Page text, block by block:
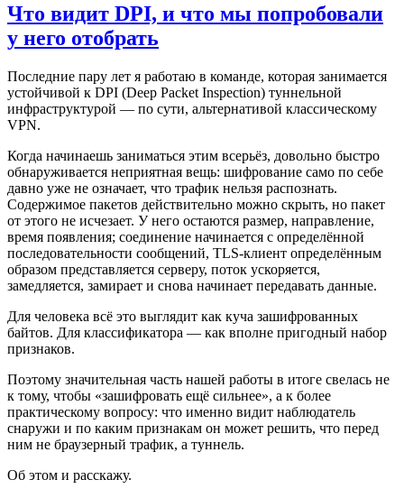
Что видит DPI, и что мы попробовали
у него отобрать
Последние пару лет я работаю в команде, которая занимается
устойчивой к DPI (Deep Packet Inspection) туннельной
инфраструктурой — по сути, альтернативой классическому
VPN.
Когда начинаешь заниматься этим всерьёз, довольно быстро
обнаруживается неприятная вещь: шифрование само по себе
давно уже не означает, что трафик нельзя распознать.
Содержимое пакетов действительно можно скрыть, но пакет
от этого не исчезает. У него остаются размер, направление,
время появления; соединение начинается с определённой
последовательности сообщений, TLS-клиент определённым
образом представляется серверу, поток ускоряется,
замедляется, замирает и снова начинает передавать данные.
Для человека всё это выглядит как куча зашифрованных
байтов. Для классификатора — как вполне пригодный набор
признаков.
Поэтому значительная часть нашей работы в итоге свелась не
к тому, чтобы «зашифровать ещё сильнее», а к более
практическому вопросу: что именно видит наблюдатель
снаружи и по каким признакам он может решить, что перед
ним не браузерный трафик, а туннель.
Об этом и расскажу.